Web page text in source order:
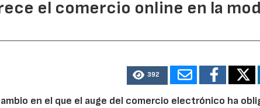
el comercio online en la
392
en el que el auge del comercio electrónico ha